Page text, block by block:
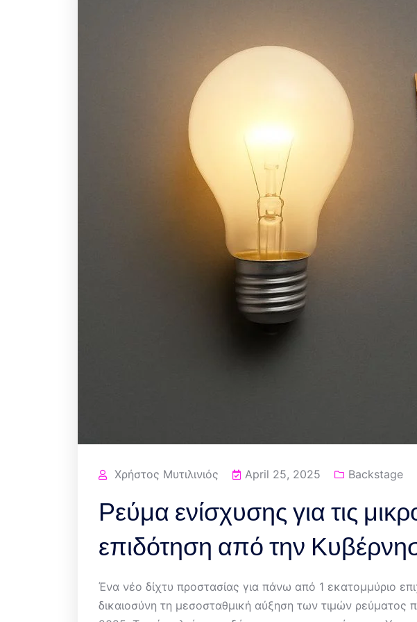
Χρήστος Μυτιλινιός April 25, 2025 Backstage
Ρεύμα ενίσχυσης για τις
επιδότηση από την
Ένα νέο δίχτυ προστασίας για πάνω από 1 εκατομμύριο
δικαιοσύνη τη μεσοσταθμική αύξηση των τιμών ρεύματος